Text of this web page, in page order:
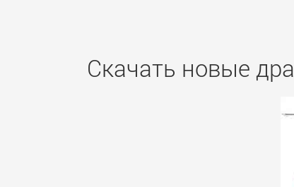
Скачать новые